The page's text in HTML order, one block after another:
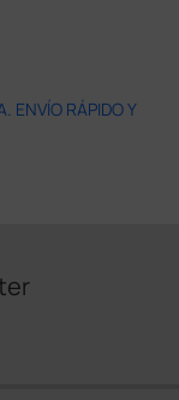
ENVÍO RÁPIDO Y